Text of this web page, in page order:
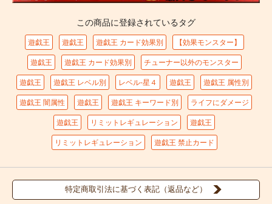
この商品に登録されているタグ
遊戯王 遊戯王 遊戯王 カード効果別 【効果モンスター】
遊戯王 遊戯王 カード効果別 チューナー以外のモンスター
遊戯王 遊戯王 レベル別 レベル-星４ 遊戯王 遊戯王 属性別
遊戯王 闇属性 遊戯王 遊戯王 キーワード別 ライフにダメージ
遊戯王 リミットレギュレーション 遊戯王
リミットレギュレーション 遊戯王 禁止カード
特定商取引法に基づく表記（返品など）